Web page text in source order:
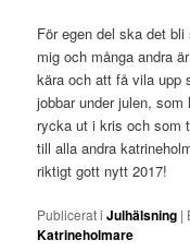
För egen del ska det
mig och många andra
kära och att få vila upp
jobbar under julen,
rycka ut i kris och som
till alla andra
riktigt gott nytt 2017!
Publicerat i Julhälsning |
Katrineholmare